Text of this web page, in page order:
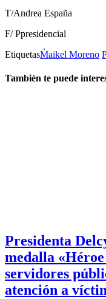
T/Andrea España
F/ Ppresidencial
EtiquetasḾaikel Moreno
También te puede
Presidenta
medalla
servidores
atención a